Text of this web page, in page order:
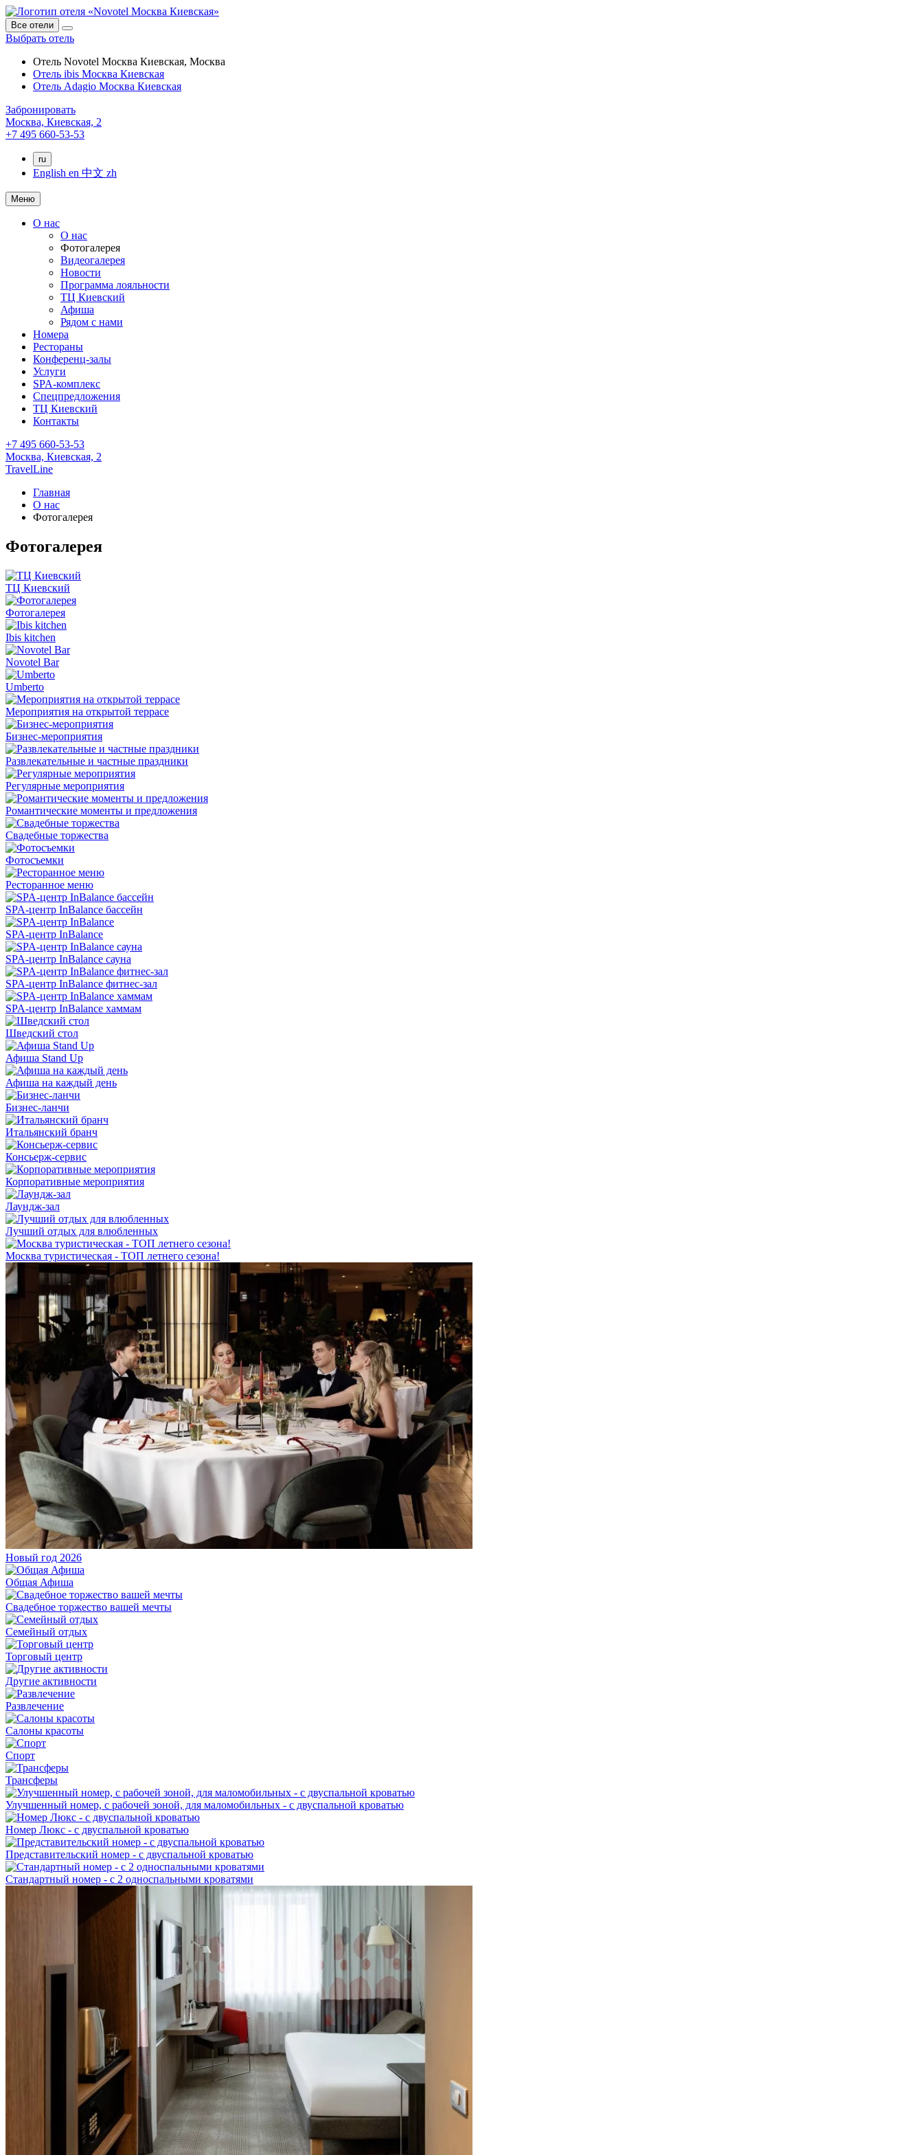
Все отели
Выбрать отель
Отель Novotel Москва Киевская, Москва
Отель ibis Москва Киевская
Отель Adagio Москва Киевская
Забронировать
Москва, Киевская, 2
+7 495 660-53-53
ru
English en 中文 zh
Меню
О нас
О нас
Фотогалерея
Видеогалерея
Новости
Программа лояльности
ТЦ Киевский
Афиша
Рядом с нами
Номера
Рестораны
Конференц-залы
Услуги
SPA-комплекс
Спецпредложения
ТЦ Киевский
Контакты
+7 495 660-53-53
Москва, Киевская, 2
TravelLine
Главная
О нас
Фотогалерея
Фотогалерея
ТЦ Киевский
Фотогалерея
Ibis kitchen
Novotel Bar
Umberto
Мероприятия на открытой террасе
Бизнес-мероприятия
Развлекательные и частные праздники
Регулярные мероприятия
Романтические моменты и предложения
Свадебные торжества
Фотосъемки
Ресторанное меню
SPA-центр InBalance бассейн
SPA-центр InBalance
SPA-центр InBalance сауна
SPA-центр InBalance фитнес-зал
SPA-центр InBalance хаммам
Шведский стол
Афиша Stand Up
Афиша на каждый день
Бизнес-ланчи
Итальянский бранч
Консьерж-сервис
Корпоративные мероприятия
Лаундж-зал
Лучший отдых для влюбленных
Москва туристическая - ТОП летнего сезона!
Новый год 2026
Общая Афиша
Свадебное торжество вашей мечты
Семейный отдых
Торговый центр
Другие активности
Развлечение
Салоны красоты
Спорт
Трансферы
Улучшенный номер, с рабочей зоной, для маломобильных - с двуспальной кроватью
Номер Люкс - с двуспальной кроватью
Представительский номер - с двуспальной кроватью
Стандартный номер - с 2 односпальными кроватями